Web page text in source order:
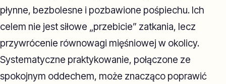
płynne, bezbolesne i pozbawione pośpiechu. Ich
celem nie jest siłowe „przebicie” zatkania, lecz
przywrócenie równowagi mięśniowej w okolicy.
Systematyczne praktykowanie, połączone ze
spokojnym oddechem, może znacząco poprawić